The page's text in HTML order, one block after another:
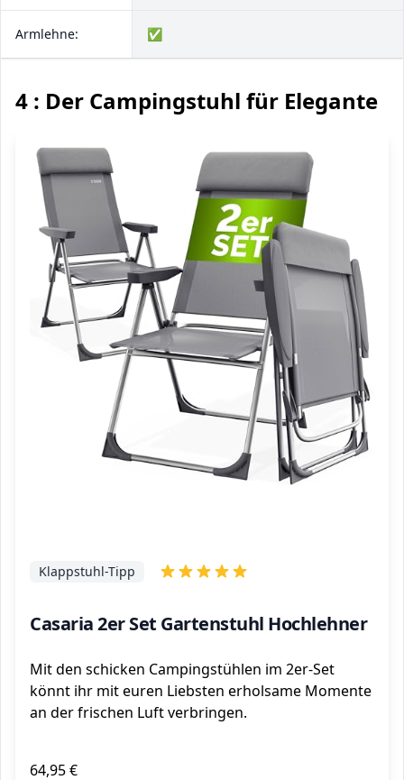
Armlehne: ✅
4 : Der Campingstuhl für Elegante
Casaria 2er Set Gartenstuhl Hochlehner
Klappstuhl-Tipp
Mit den schicken Campingstühlen im 2er-Set
könnt ihr mit euren Liebsten erholsame Momente
an der frischen Luft verbringen.
64,95 €